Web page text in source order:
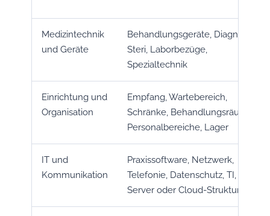
Medizintechnik
und Geräte
Behandlungsgeräte, Diagnostik,
Steri, Laborbezüge,
Spezialtechnik
Einrichtung und
Organisation
Empfang, Wartebereich,
Schränke, Behandlungsräume,
Personalbereiche, Lager
IT und
Kommunikation
Praxissoftware, Netzwerk,
Telefonie, Datenschutz, TI,
Server oder Cloud-Struktur